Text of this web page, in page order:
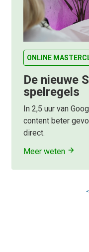
ONLINE
De nieuwe
spelregels
In 2,5 uur van
content beter
direct.
Meer weten
<